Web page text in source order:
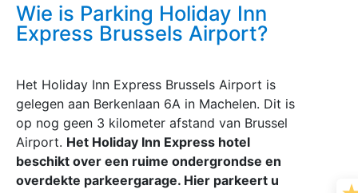
Wie is Parking Holiday Inn
Express Brussels Airport?
Het Holiday Inn Express Brussels Airport is
gelegen aan Berkenlaan 6A in Machelen. Dit is
op nog geen 3 kilometer afstand van Brussel
Airport. Het Holiday Inn Express hotel
beschikt over een ruime ondergrondse en
overdekte parkeergarage. Hier parkeert u